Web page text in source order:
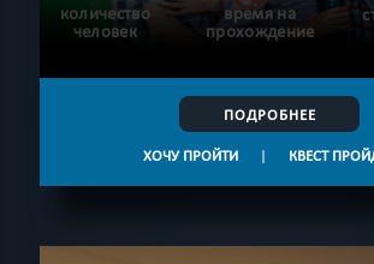
количество
человек
время на
прохождение
ПОДРОБНЕЕ
ХОЧУ ПРОЙТИ | КВЕСТ